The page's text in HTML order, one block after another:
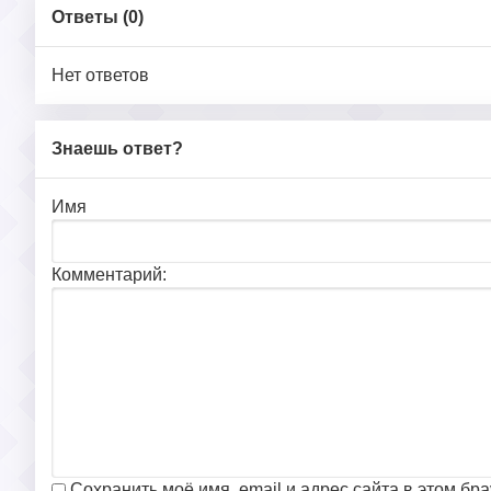
Ответы (0)
Нет ответов
Знаешь ответ?
Имя
Комментарий: